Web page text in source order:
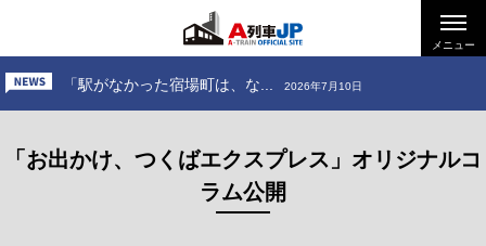
メニュー
「お出かけ、小田急電鉄 ～...
「お出かけ、道南いさりび鉄... 2026年7月24日
「駅がなかった宿場町は、な... 2026年7月10日
「お出かけ、道南いさりび鉄... 2026年7月24日
「お出かけ、つくばエクスプレス」オリジナルコ
ラム公開